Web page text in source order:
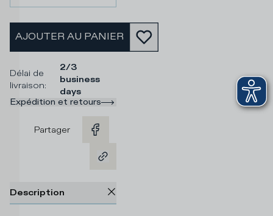
AJOUTER AU PANIER
Délai de
livraison:
2/3
business
days
Expédition et retours
Partager
Description